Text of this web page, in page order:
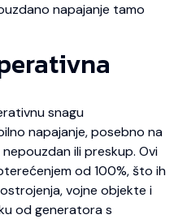
napajanje tamo
snagu
napajanje, posebno na
ili preskup. Ovi
od 100%, što ih
vojne objekte i
od generatora s